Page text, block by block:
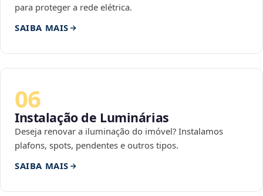
para proteger a rede elétrica.
SAIBA MAIS
06
Instalação de Luminárias
Deseja renovar a iluminação do imóvel? Instalamos
plafons, spots, pendentes e outros tipos.
SAIBA MAIS